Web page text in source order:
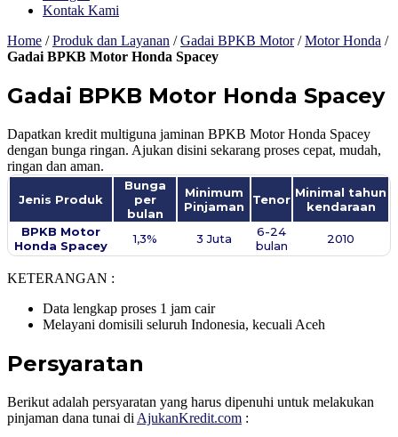
Kontak Kami
Home /Produk dan Layanan /Gadai BPKB Motor/Motor Honda /
Gadai BPKB Motor Honda Spacey
Gadai BPKB Motor Honda Spacey
Dapatkan kredit multiguna jaminan BPKB Motor Honda Spacey
dengan bunga ringan. Ajukan disini sekarang proses cepat, mudah,
ringan dan aman.
Jenis Produk
Bunga
per
bulan
Minimum
Pinjaman
Tenor Minimal tahun
kendaraan
BPKB Motor
Honda Spacey​
1,3% 3 Juta
6-24
bulan
2010
KETERANGAN :
Data lengkap proses 1 jam cair
Melayani domisili seluruh Indonesia, kecuali Aceh
Persyaratan
Berikut adalah persyaratan yang harus dipenuhi untuk melakukan
pinjaman dana tunai di AjukanKredit.com :